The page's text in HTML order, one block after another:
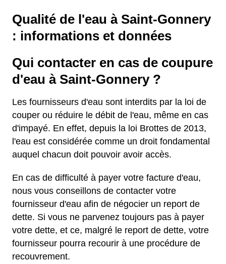
Qualité de l'eau à Saint-Gonnery
: informations et données
Qui contacter en cas de coupure
d'eau à Saint-Gonnery ?
Les fournisseurs d'eau sont interdits par la loi de
couper ou réduire le débit de l'eau, même en cas
d'impayé. En effet, depuis la loi Brottes de 2013,
l'eau est considérée comme un droit fondamental
auquel chacun doit pouvoir avoir accès.
En cas de difficulté à payer votre facture d'eau,
nous vous conseillons de contacter votre
fournisseur d'eau afin de négocier un report de
dette. Si vous ne parvenez toujours pas à payer
votre dette, et ce, malgré le report de dette, votre
fournisseur pourra recourir à une procédure de
recouvrement.